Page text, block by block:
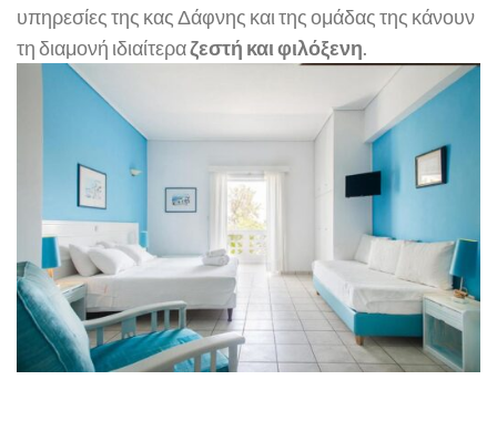
υπηρεσίες της κας Δάφνης και της ομάδας της κάνουν
τη διαμονή ιδιαίτεραζεστή και φιλόξενη.